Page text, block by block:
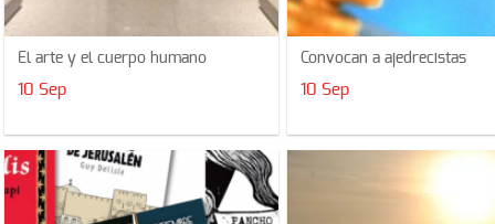
El arte y el cuerpo humano
10 Sep
Convocan a ajedrecistas
10 Sep